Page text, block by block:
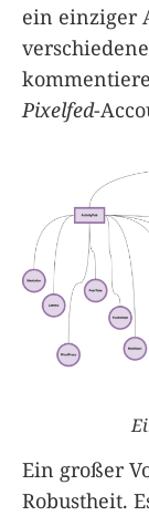
ein einziger
Pixelfed-
Ein großer
Robustheit.